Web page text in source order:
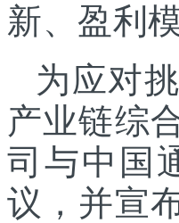
新、盈利
为应对
产业链综
司与中国
议，并宣